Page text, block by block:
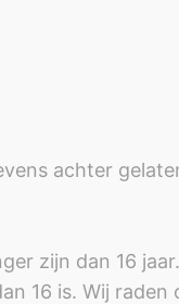
achter
zijn dan 16
16 is. Wij raden